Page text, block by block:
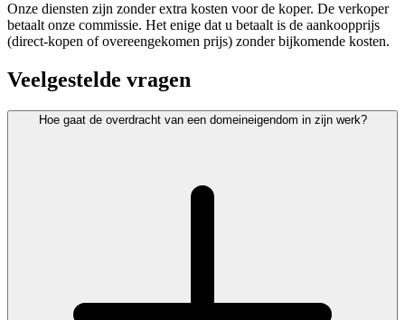
Onze diensten zijn zonder extra kosten voor de koper. De verkoper
betaalt onze commissie. Het enige dat u betaalt is de aankoopprijs
(direct-kopen of overeengekomen prijs) zonder bijkomende kosten.
Veelgestelde vragen
Hoe gaat de overdracht van een domeineigendom in zijn werk?